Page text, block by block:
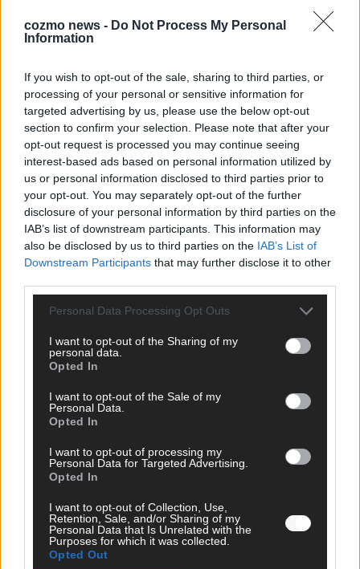
cozmo news - Do Not Process My Personal
Information
If you wish to opt-out of the sale, sharing to third parties, or
processing of your personal or sensitive information for
targeted advertising by us, please use the below opt-out
section to confirm your selection. Please note that after your
opt-out request is processed you may continue seeing
interest-based ads based on personal information utilized by
us or personal information disclosed to third parties prior to
your opt-out. You may separately opt-out of the further
disclosure of your personal information by third parties on the
IAB’s list of downstream participants. This information may
also be disclosed by us to third parties on the IAB’s List of
Downstream Participants that may further disclose it to other
Personal Data Processing Opt Outs
I want to opt-out of the Sharing of my
personal data.
Opted In
I want to opt-out of the Sale of my
Personal Data.
Opted In
I want to opt-out of processing my
Personal Data for Targeted Advertising.
Opted In
I want to opt-out of Collection, Use,
Retention, Sale, and/or Sharing of my
Personal Data that Is Unrelated with the
Purposes for which it was collected.
Opted Out
SCHNELL ZUM RESSORT
Nachrichten
Wirtschaft
Wissen
Streams & Storys
Eurovision
FLASH – DAS VIDEOPORTAL